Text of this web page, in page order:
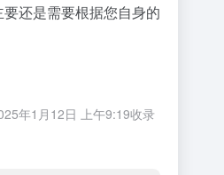
还是需要根据您自身的
年1月12日 上午9:19收录